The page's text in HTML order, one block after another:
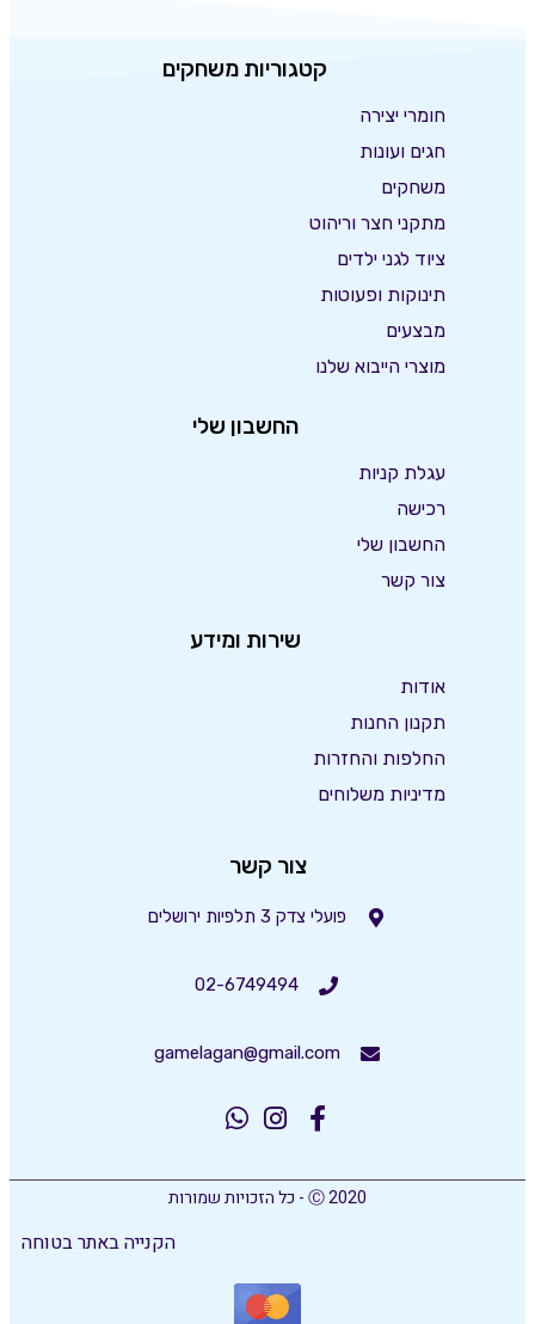
קטגוריות משחקים
חומרי יצירה
חגים ועונות
משחקים
מתקני חצר וריהוט
ציוד לגני ילדים
תינוקות ופעוטות
מבצעים
מוצרי הייבוא שלנו
החשבון שלי
עגלת קניות
רכישה
החשבון שלי
צור קשר
שירות ומידע
אודות
תקנון החנות
החלפות והחזרות
מדיניות משלוחים
צור קשר
פועלי צדק 3 תלפיות ירושלים
02-6749494
gamelagan@gmail.com
Ⓒ 2020 - כל הזכויות שמורות
הקנייה באתר בטוחה